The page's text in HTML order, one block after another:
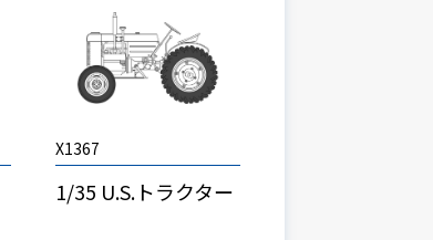
X1367
1/35 U.S.トラクター